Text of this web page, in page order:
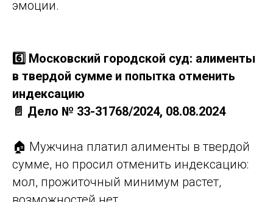
эмоции.
6️⃣ Московский городской суд: алименты
в твердой сумме и попытка отменить
индексацию
📄 Дело № 33-31768/2024, 08.08.2024
🏠 Мужчина платил алименты в твердой
сумме, но просил отменить индексацию:
мол, прожиточный минимум растет,